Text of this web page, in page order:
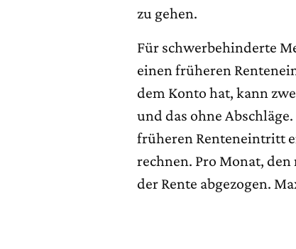
zu gehen.
Für schwerbehinderte
einen früheren
dem Konto hat, kann
und das ohne
früheren Renteneintritt
rechnen. Pro Monat,
der Rente abgezogen.